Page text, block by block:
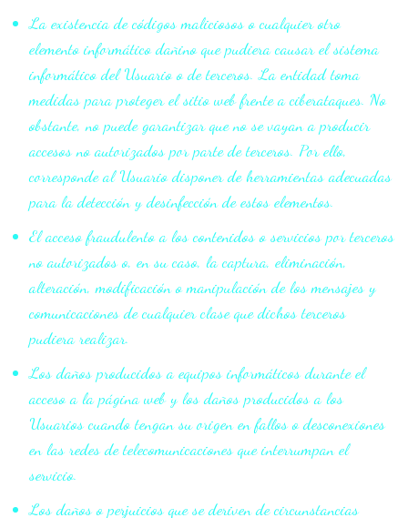
La existencia de códigos maliciosos o cualquier otro
elemento informático dañino que pudiera causar el sistema
informático del Usuario o de terceros. La entidad toma
medidas para proteger el sitio web frente a ciberataques. No
obstante, no puede garantizar que no se vayan a producir
accesos no autorizados por parte de terceros. Por ello,
corresponde al Usuario disponer de herramientas adecuadas
para la detección y desinfección de estos elementos.
El acceso fraudulento a los contenidos o servicios por terceros
no autorizados o, en su caso, la captura, eliminación,
alteración, modificación o manipulación de los mensajes y
comunicaciones de cualquier clase que dichos terceros
pudiera realizar.
Los daños producidos a equipos informáticos durante el
acceso a la página web y los daños producidos a los
Usuarios cuando tengan su origen en fallos o desconexiones
en las redes de telecomunicaciones que interrumpan el
servicio.
Los daños o perjuicios que se deriven de circunstancias